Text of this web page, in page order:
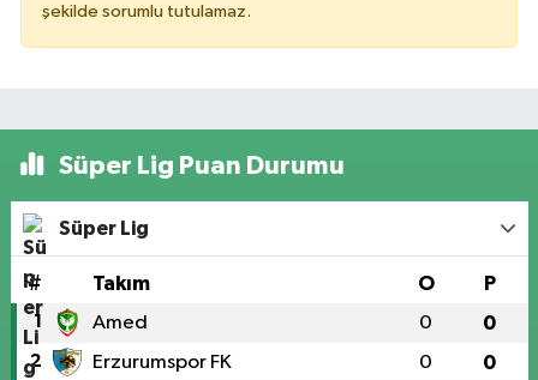
şekilde sorumlu tutulamaz.
Süper Lig Puan Durumu
Süper Lig
# Takım O P
1 Amed 0 0
2 Erzurumspor FK 0 0